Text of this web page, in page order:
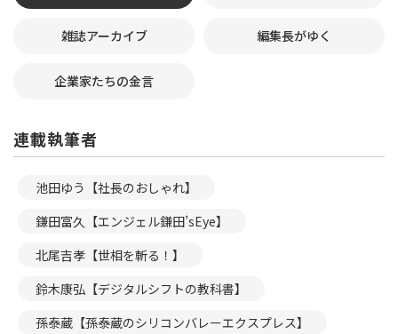
雑誌アーカイブ 編集長がゆく
企業家たちの金言
連載執筆者
池田ゆう【社長のおしゃれ】
鎌田富久【エンジェル鎌田’sEye】
北尾吉孝【世相を斬る！】
鈴木康弘【デジタルシフトの教科書】
孫泰蔵【孫泰蔵のシリコンバレーエクスプレス】